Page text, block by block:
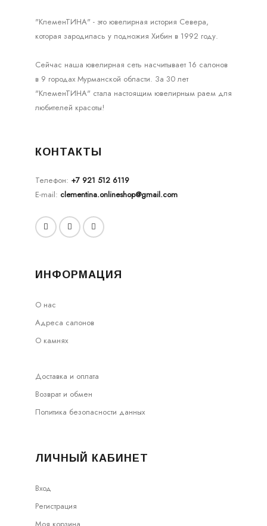
"КлеменТИНА" - это ювелирная история Севера,
которая зародилась у подножия Хибин в 1992 году.
Сейчас наша ювелирная сеть насчитывает 16 салонов
в 9 городах Мурманской области. За 30 лет
"КлеменТИНА" стала настоящим ювелирным раем для
любителей красоты!
КОНТАКТЫ
Телефон: +7 921 512 6119
E-mail: clementina.onlineshop@gmail.com
ИНФОРМАЦИЯ
О нас
Адреса салонов
О камнях
Доставка и оплата
Возврат и обмен
Политика безопасности данных
ЛИЧНЫЙ КАБИНЕТ
Вход
Регистрация